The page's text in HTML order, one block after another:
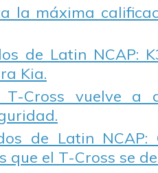
la máxima
de Latin NCAP:
Kia.
T-Cross vuelve a
de Latin NCAP:
que el T-Cross se